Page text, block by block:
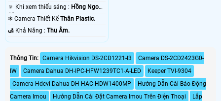
🔅 Khi xem thiếu sáng : Hồng Ngoại
10m .❄ Camera Thiết Kế Thân Plastic.
️🛃 Khả Năng : Thu Âm.
Thông Tin: Camera Hikvision DS-2CD1221-I3
Camera DS-2CD2423G0-
IW
Camera Dahua DH-IPC-HFW1239TC1-A-LED
Keeper TVI-9304
Camera Hdcvi Dahua DH-HAC-HDW1400MP
Hướng Dẫn Cài Báo Động
Camera Imou
Hướng Dẫn Cài Đặt Camera Imou Trên Điện Thoại
Lắp